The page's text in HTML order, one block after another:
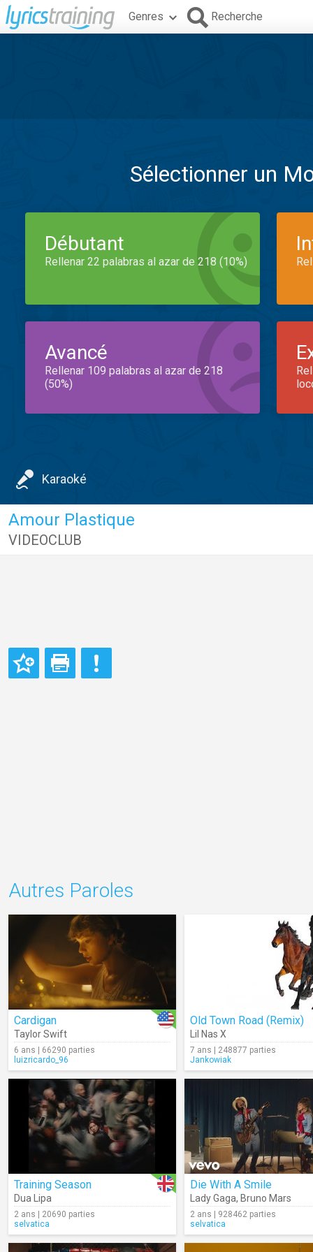
Genres Recherche
Sélectionner un
Débutant
Rellenar 22 palabras al azar de 218 (10%)
Avancé
Rellenar 109 palabras al azar de 218
(50%)
Karaoké
Amour Plastique
VIDEOCLUB
Autres Paroles
Cardigan
Taylor Swift
6 ans | 66290 parties
luizricardo_96
Old Town Road (Remix)
Lil Nas X
7 ans | 248877 parties
Jankowiak
Training Season
Dua Lipa
2 ans | 20690 parties
selvatica
Die With A Smile
Lady Gaga, Bruno Mars
2 ans | 928462 parties
selvatica